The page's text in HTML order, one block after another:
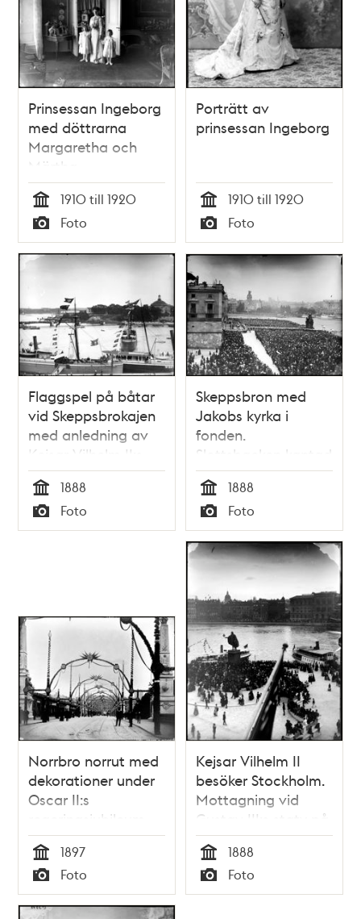
Prinsessan Ingeborg
med döttrarna
Margaretha och
Märtha
Tid
1910 till 1920
Typ
Foto
Porträtt av
prinsessan Ingeborg
Tid
1910 till 1920
Typ
Foto
Flaggspel på båtar
vid Skeppsbrokajen
med anledning av
Kejsar Vilhelm II:s
besök. I bakgrunden
Skeppsholmen
Tid
1888
Typ
Foto
Skeppsbron med
Jakobs kyrka i
fonden.
Slottsbacken kantad
med militärer med
anledning av kejsar
Vilhelm II:s besök i
Stockholm
Tid
1888
Typ
Foto
Norrbro norrut med
dekorationer under
Oscar II:s
regeringsjubileum
Tid
1897
Typ
Foto
Kejsar Vilhelm II
besöker Stockholm.
Mottagning vid
Gustav III:s staty på
Skeppsbron sett
ifrån Slottsbacken
Tid
1888
Typ
Foto